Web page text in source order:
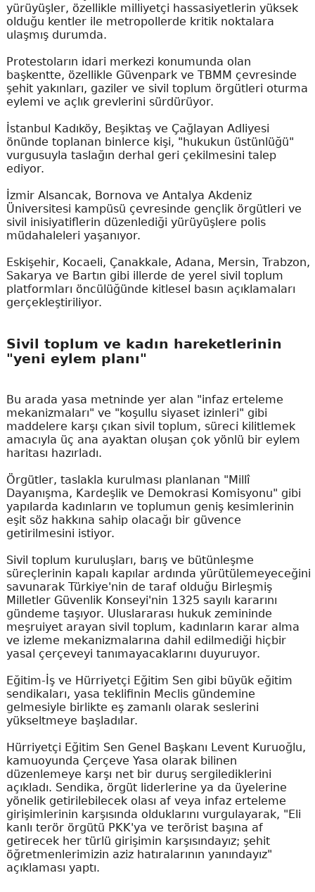
yürüyüşler, özellikle milliyetçi hassasiyetlerin yüksek
olduğu kentler ile metropollerde kritik noktalara
ulaşmış durumda.
Protestoların idari merkezi konumunda olan
başkentte, özellikle Güvenpark ve TBMM çevresinde
şehit yakınları, gaziler ve sivil toplum örgütleri oturma
eylemi ve açlık grevlerini sürdürüyor.
İstanbul Kadıköy, Beşiktaş ve Çağlayan Adliyesi
önünde toplanan binlerce kişi, "hukukun üstünlüğü"
vurgusuyla taslağın derhal geri çekilmesini talep
ediyor.
İzmir Alsancak, Bornova ve Antalya Akdeniz
Üniversitesi kampüsü çevresinde gençlik örgütleri ve
sivil inisiyatiflerin düzenlediği yürüyüşlere polis
müdahaleleri yaşanıyor.
Eskişehir, Kocaeli, Çanakkale, Adana, Mersin, Trabzon,
Sakarya ve Bartın gibi illerde de yerel sivil toplum
platformları öncülüğünde kitlesel basın açıklamaları
gerçekleştiriliyor.
Sivil toplum ve kadın hareketlerinin
"yeni eylem planı"
Bu arada yasa metninde yer alan "infaz erteleme
mekanizmaları" ve "koşullu siyaset izinleri" gibi
maddelere karşı çıkan sivil toplum, süreci kilitlemek
amacıyla üç ana ayaktan oluşan çok yönlü bir eylem
haritası hazırladı.
Örgütler, taslakla kurulması planlanan "Millî
Dayanışma, Kardeşlik ve Demokrasi Komisyonu" gibi
yapılarda kadınların ve toplumun geniş kesimlerinin
eşit söz hakkına sahip olacağı bir güvence
getirilmesini istiyor.
Sivil toplum kuruluşları, barış ve bütünleşme
süreçlerinin kapalı kapılar ardında yürütülemeyeceğini
savunarak Türkiye'nin de taraf olduğu Birleşmiş
Milletler Güvenlik Konseyi'nin 1325 sayılı kararını
gündeme taşıyor. Uluslararası hukuk zemininde
meşruiyet arayan sivil toplum, kadınların karar alma
ve izleme mekanizmalarına dahil edilmediği hiçbir
yasal çerçeveyi tanımayacaklarını duyuruyor.
Eğitim-İş ve Hürriyetçi Eğitim Sen gibi büyük eğitim
sendikaları, yasa teklifinin Meclis gündemine
gelmesiyle birlikte eş zamanlı olarak seslerini
yükseltmeye başladılar.
Hürriyetçi Eğitim Sen Genel Başkanı Levent Kuruoğlu,
kamuoyunda Çerçeve Yasa olarak bilinen
düzenlemeye karşı net bir duruş sergilediklerini
açıkladı. Sendika, örgüt liderlerine ya da üyelerine
yönelik getirilebilecek olası af veya infaz erteleme
girişimlerinin karşısında olduklarını vurgulayarak, "Eli
kanlı terör örgütü PKK'ya ve terörist başına af
getirecek her türlü girişimin karşısındayız; şehit
öğretmenlerimizin aziz hatıralarının yanındayız"
açıklaması yaptı.